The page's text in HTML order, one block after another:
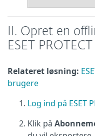
II. Opret en
ESET
Relateret løsning:
brugere
Log ind på ESET
Klik på